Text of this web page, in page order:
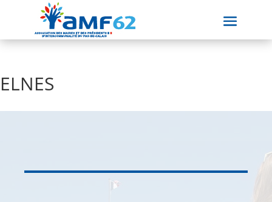
ELNES